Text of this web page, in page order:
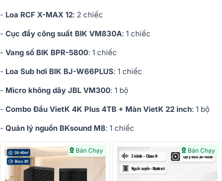
- Loa RCF X-MAX 12: 2 chiếc
- Cục đẩy công suất BIK VM830A: 1 chiếc
- Vang số BIK BPR-5800: 1 chiếc
- Loa Sub hơi BIK BJ-W66PLUS: 1 chiếc
- Micro không dây JBL VM300: 1 bộ
- Combo Đầu VietK 4K Plus 4TB + Màn VietK 22 inch: 1 bộ
- Quản lý nguồn BKsound M8: 1 chiếc
Bán Chạy Bán Chạy